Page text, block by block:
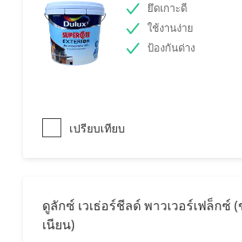
ยึดเกาะดี
ใช้งานง่าย
ป้องกันด่าง
เปรียบเทียบ
ดูลักซ์ เวเธ่อร์ชีลด์ พาวเวอร์เฟล็กซ์
เนียน)